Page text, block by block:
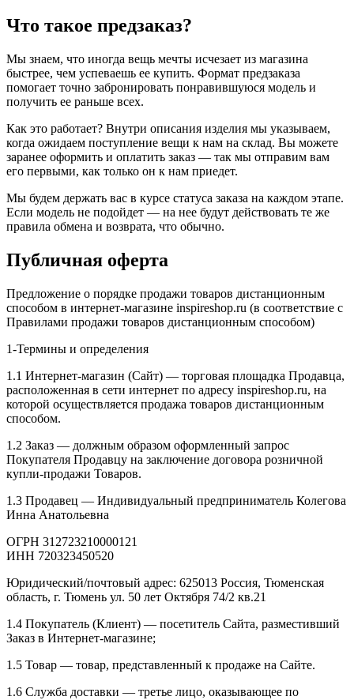
Что такое предзаказ?
Мы знаем, что иногда вещь мечты исчезает из магазина
быстрее, чем успеваешь ее купить. Формат предзаказа
помогает точно забронировать понравившуюся модель и
получить ее раньше всех.
Как это работает? Внутри описания изделия мы указываем,
когда ожидаем поступление вещи к нам на склад. Вы можете
заранее оформить и оплатить заказ — так мы отправим вам
его первыми, как только он к нам приедет.
Мы будем держать вас в курсе статуса заказа на каждом этапе.
Если модель не подойдет — на нее будут действовать те же
правила обмена и возврата, что обычно.
Публичная оферта
Предложение о порядке продажи товаров дистанционным
способом в интернет-магазине inspireshop.ru (в соответствие с
Правилами продажи товаров дистанционным способом)
1-Термины и определения
1.1 Интернет-магазин (Сайт) — торговая площадка Продавца,
расположенная в сети интернет по адресу inspireshop.ru, на
которой осуществляется продажа товаров дистанционным
способом.
1.2 Заказ — должным образом оформленный запрос
Покупателя Продавцу на заключение договора розничной
купли-продажи Товаров.
1.3 Продавец — Индивидуальный предприниматель Колегова
Инна Анатольевна
ОГРН 312723210000121
ИНН 720323450520
Юридический/почтовый адрес: 625013 Россия, Тюменская
область, г. Тюмень ул. 50 лет Октября 74/2 кв.21
1.4 Покупатель (Клиент) — посетитель Сайта, разместивший
Заказ в Интернет-магазине;
1.5 Товар — товар, представленный к продаже на Сайте.
1.6 Служба доставки — третье лицо, оказывающее по